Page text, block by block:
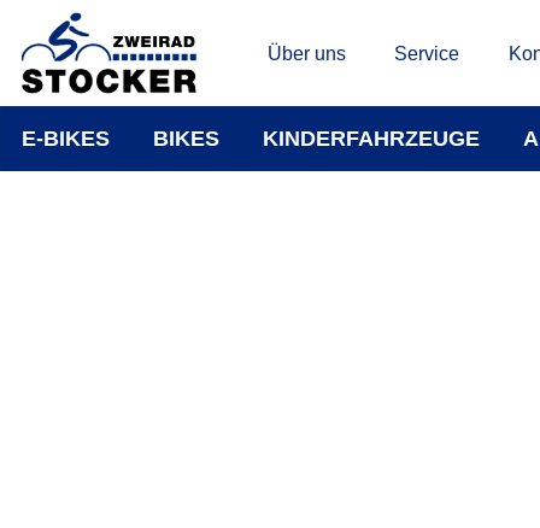
Über uns Service
E-BIKES BIKES KINDERFAHRZEUGE